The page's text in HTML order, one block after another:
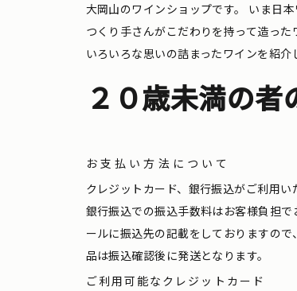
大岡山のワインショップです。
いま日
つくり手さんがこだわりを持って造っ
いろいろな思いの詰まったワインを紹
２０歳未満の者
お支払い方法について
クレジットカード、銀行振込がご利用い
銀行振込での振込手数料はお客様負担
ールに振込先の記載をしておりますの
品は振込確認後に発送となります。
ご利用可能なクレジットカード